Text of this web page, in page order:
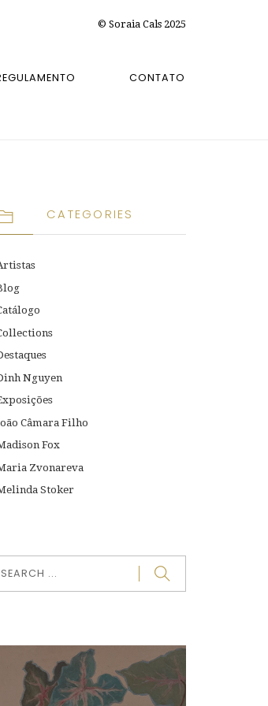
© Soraia Cals 2025
CONTATO
CATEGORIES
Nguyen
Câmara Filho
Fox
Zvonareva
Stoker